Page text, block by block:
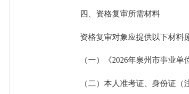
四、资格复审所需材料
资格复审对象应提供以下材料
（一）《2026年泉州市事业单
（二）本人准考证、身份证（